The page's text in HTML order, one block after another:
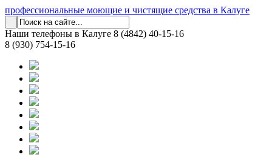
профессиональные моющие и чистящие средства в Калуге
Наши телефоны в Калуге 8 (4842) 40-15-16
8 (930) 754-15-16